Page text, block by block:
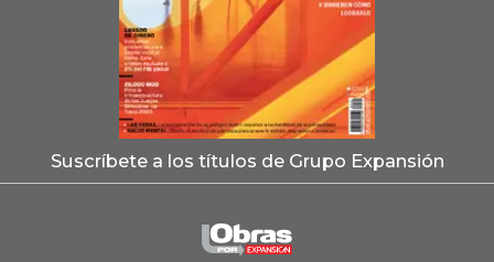
Suscríbete a los títulos de Grupo Expansión